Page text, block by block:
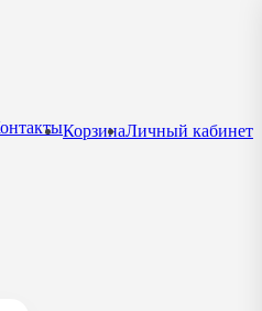
КорзинаЛичный кабинет